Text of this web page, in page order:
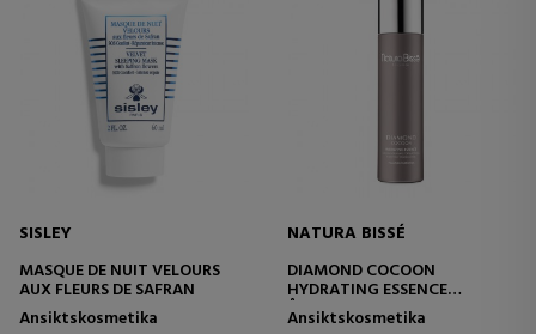
SISLEY
MASQUE DE NUIT VELOURS
AUX FLEURS DE SAFRAN
Ansiktskosmetika
NATURA BISSÉ
DIAMOND COCOON
HYDRATING ESSENCE
ÅTERFUKTANDE OCH
Ansiktskosmetika